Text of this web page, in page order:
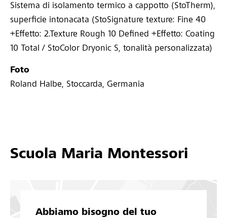
Sistema di isolamento termico a cappotto (StoTherm),
superficie intonacata (StoSignature texture: Fine 40
+Effetto: 2.Texture Rough 10 Defined +Effetto: Coating
10 Total / StoColor Dryonic S, tonalità personalizzata)
Foto
Roland Halbe, Stoccarda, Germania
Scuola Maria Montessori
Abbiamo bisogno del tuo